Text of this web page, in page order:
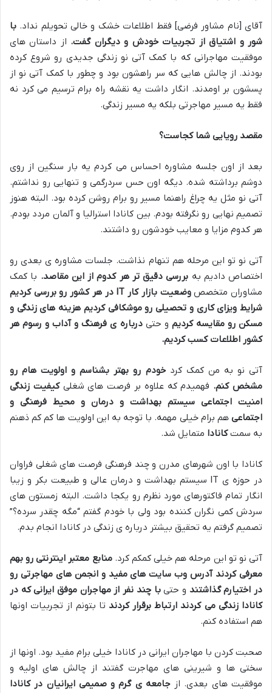
آقای [نام مشاور فرضی] فقط اطلاعات خشک و خالی تحویلم نداد. با
شور و اشتیاق از تجربیات خودش و دیگران گفت. از داستان های
موفقیت مهاجرانی که با کمک آتی نو زندگی جدیدی رو شروع کرده
بودند. از چالش هایی که سر راهشون بود و چطور با کمک آتی نو از
پسشون بر اومدند. انگار داشت یه نقشه راه برام ترسیم می کرد نه
فقط یه مسیر مهاجرتی بلکه یه مسیر زندگی.
مقصد رویایی شما کجاست؟
بعد از اون جلسه مشاوره احساس می کردم یه بار سنگین از روی
دوشم برداشته شده. دیگه اون حس سردرگمی و تنهایی رو نداشتم.
آتی نو مثل یه چراغ راهنما مسیر رو برام روشن کرده بود. البته هنوز
تصمیم نهایی رو نگرفته بودم. بین کانادا استرالیا و آلمان مردد بودم.
هر کدوم مزایا و معایب خودشون رو داشتند.
آتی نو تو این مرحله هم تنهام نذاشت. جلسات مشاوره ی بعدی رو
اختصاص دادیم به بررسی دقیق تر هر کدوم از این مقاصد. با کمک
مشاوران متخصصوضعیت بازار کار
در هر کشور رو بررسی کردیم
شرایط ویزای کاری و تحصیلی رو موشکافی کردیم هزینه های زندگی و
مسکن رو مقایسه کردیم و حتیدرباره ی فرهنگ و آداب و رسوم هر
کشور اطلاعات کسب کردیم.
آتی نو به من کمک کردخودم رو بهتر بشناسم و اولویت هام رو
مشخص کنم. فهمیدم که علاوه بر فرصت های شغلیکیفیت زندگی
امنیت اجتماعی سیستم بهداشت و درمان و محیط فرهنگی و
اجتماعیهم برام خیلی مهمه. با توجه به این اولویت ها کم کم ذهنم
به سمتکانادا متمایل شد.
کانادا با اون شهرهای مدرن و چند فرهنگی فرصت های شغلی فراوان
در حوزه یIT
سیستم بهداشت و درمان عالی و طبیعت بکر و زیبا
انگار تمام فاکتورهای مورد نظرم رو یکجا داشت. البته زمستون های
سردش کمی نگران کننده بود ولی با خودم گفتم “مگه چقدر سرده؟”
تصمیم گرفتم یه تحقیق بیشتر درباره ی زندگی در کانادا انجام بدم.
آتی نو تو این مرحله هم خیلی کمکم کرد.منابع معتبر اینترنتی رو بهم
معرفی کردند آدرس وب سایت های مفید و انجمن های مهاجرتی رو
در اختیارم گذاشتند و حتیبا چند نفر از مهاجران موفق ایرانی که در
کانادا زندگی می کردند ارتباط برقرار کردند تا بتونم از تجربیات اونها
هم استفاده کنم.
صحبت کردن با مهاجران ایرانی در کانادا خیلی برام مفید بود. اونها از
سختی ها و شیرینی های مهاجرت گفتند از چالش های اولیه و
موفقیت های بعدی. ازجامعه ی گرم و صمیمی ایرانیان در کانادا